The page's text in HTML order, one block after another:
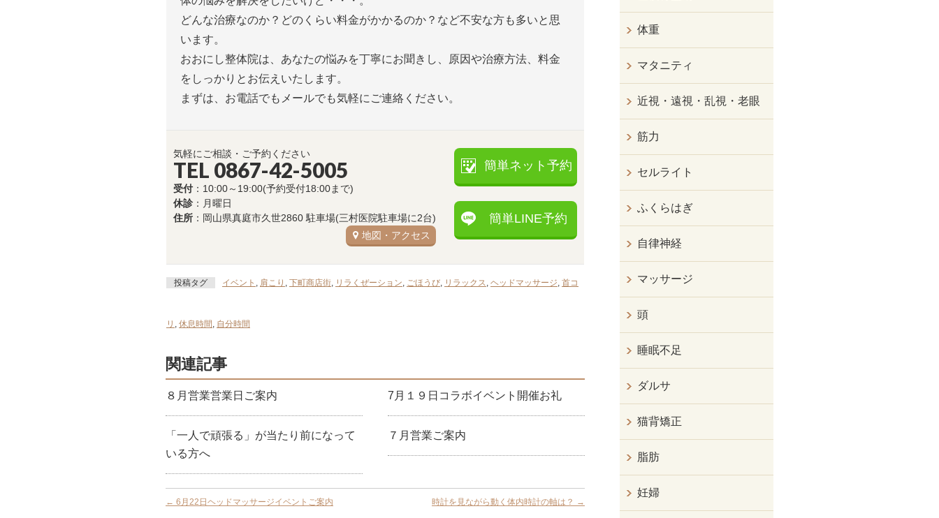
どんな治療なのか？どのくらい料金がかかるのか？など不安な方も多いと思
います。
おおにし整体院は、あなたの悩みを丁寧にお聞きし、原因や治療方法、料金
をしっかりとお伝えいたします。
まずは、お電話でもメールでも気軽にご連絡ください。
気軽にご相談・ご予約ください
TEL 0867-42-5005
受付 ：10:00～19:00(予約受付18:00まで)
休診 ：月曜日
住所 ：岡山県真庭市久世2860 駐車場(三村医院駐車場に2台)
地図・アクセス
簡単ネット予約
簡単LINE予約
投稿タグ イベント , 肩こり , 下町商店街, リラくぜーション, ごほうび, リラックス, ヘッドマッサージ, 首コ
リ , 休息時間 , 自分時間
関連記事
８月営業営業日ご案内 7月１９日コラボイベント開催お礼
「一人で頑張る」が当たり前になって
いる方へ
７月営業ご案内
← 6月22日ヘッドマッサージイベントご案内 時計を見ながら動く体内時計の軸は？ →
体重
マタニティ
近視・遠視・乱視・老眼
筋力
セルライト
ふくらはぎ
自律神経
マッサージ
頭
睡眠不足
ダルサ
猫背矯正
脂肪
妊婦